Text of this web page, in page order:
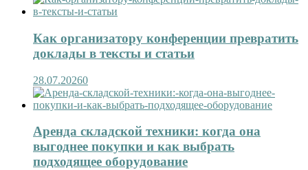
Как организатору конференции превратить
доклады в тексты и статьи
28.07.20260
Аренда складской техники: когда она
выгоднее покупки и как выбрать
подходящее оборудование